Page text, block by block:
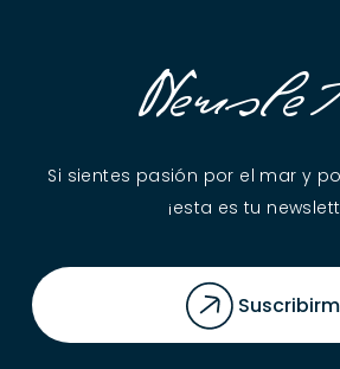
Si sientes pasión por el mar y
¡esta es tu